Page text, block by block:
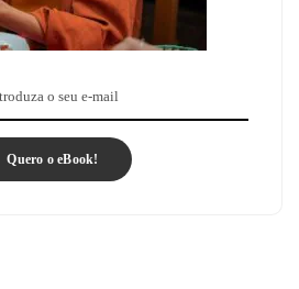
Quero o eBook!